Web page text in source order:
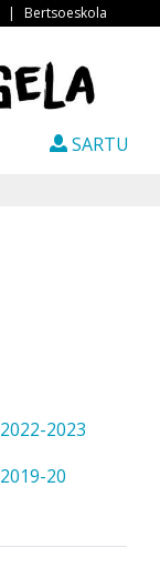
| Bertsoeskola
SARTU
2022-2023
2019-20